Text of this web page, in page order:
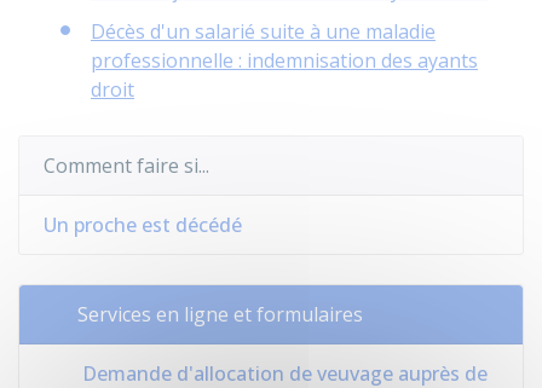
Décès d'un salarié suite à une maladie
professionnelle : indemnisation des ayants
droit
Comment faire si...
Un proche est décédé
Services en ligne et formulaires
Demande d'allocation de veuvage auprès de